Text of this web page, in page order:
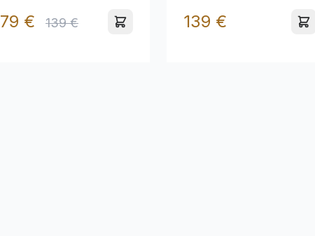
79 € 139 € 139 €